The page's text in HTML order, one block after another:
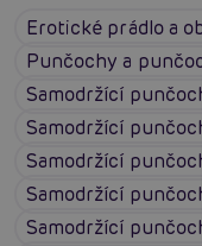
Erotické prádlo a
Punčochy a
Samodržící
Samodržící
Samodržící
Samodržící
Samodržící